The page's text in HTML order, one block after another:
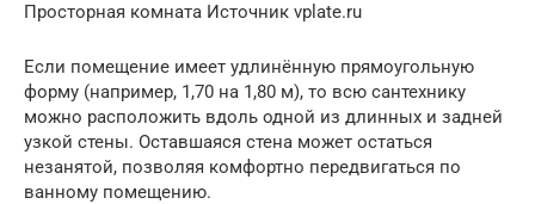
Просторная комната Источник vplate.ru
Если помещение имеет удлинённую прямоугольную
форму (например, 1,70 на 1,80 м), то всю сантехнику
можно расположить вдоль одной из длинных и задней
узкой стены. Оставшаяся стена может остаться
незанятой, позволяя комфортно передвигаться по
ванному помещению.